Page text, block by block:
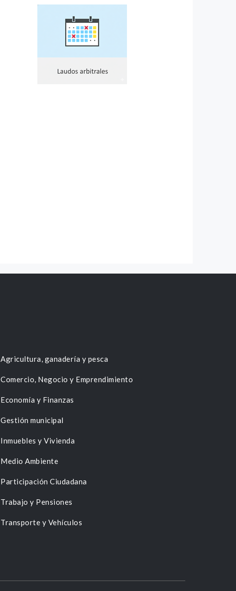
Agricultura, ganadería y pesca
Comercio, Negocio y Emprendimiento
Economía y Finanzas
Gestión municipal
Inmuebles y Vivienda
Medio Ambiente
Participación Ciudadana
Trabajo y Pensiones
Transporte y Vehículos